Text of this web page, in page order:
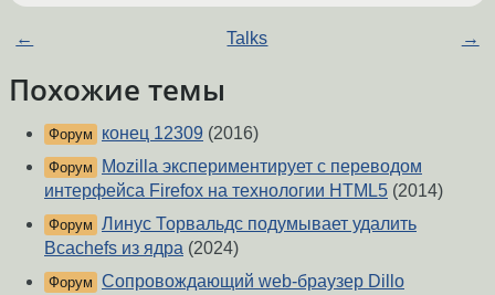
← Talks →
Похожие темы
Форум конец 12309 (2016)
Форум
Mozilla экспериментирует с переводом
интерфейса Firefox на технологии HTML5 (2014)
Форум Линус Торвальдс подумывает удалить
Bcachefs из ядра (2024)
Форум Сопровождающий web-браузер Dillo